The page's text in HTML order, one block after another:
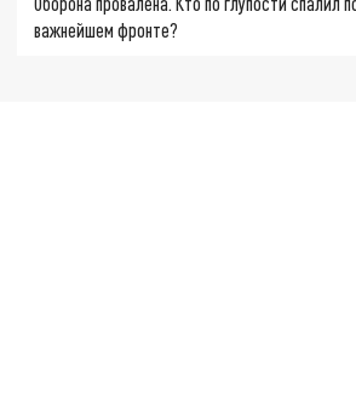
важнейшем фронте?